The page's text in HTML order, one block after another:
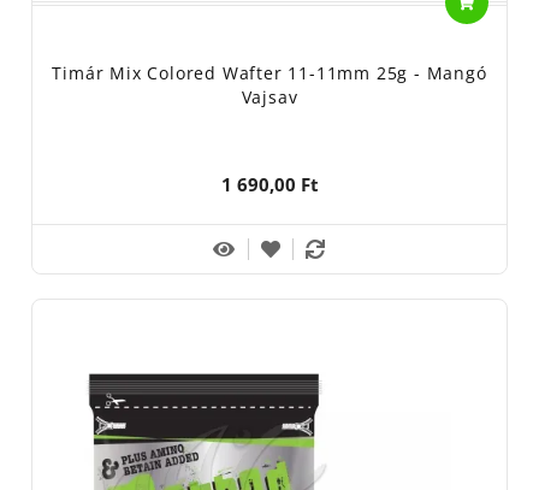
Timár Mix Colored Wafter 11-11mm 25g - Mangó
Vajsav
1 690,00 Ft